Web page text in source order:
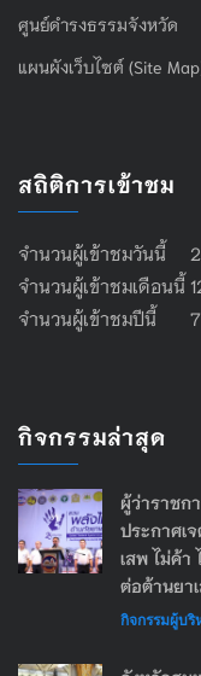
ศูนย์ดำรงธรรมจังหวัด
แผนผังเว็บไซต์ (Site
สถิติการเข้าชม
จำนวนผู้เข้าชมวันนี้
จำนวนผู้เข้าชมเดือนนี้
จำนวนผู้เข้าชมปีนี้
กิจกรรมล่าสุด
ผู้ว่าราชก
ประกาศเ
เสพ ไม่ค้า
ต่อต้านยา
กิจกรรมผู้บริ